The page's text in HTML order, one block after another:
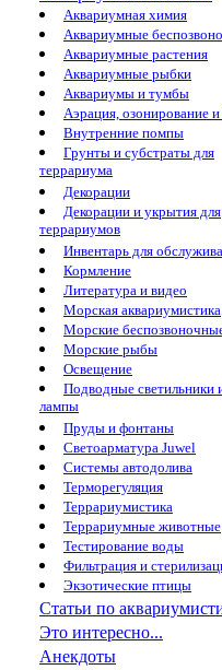
Аквариумная химия
Аквариумные
Аквариумные растения
Аквариумные рыбки
Аквариумы и тумбы
Аэрация, озонирование и
Внутренние помпы
Грунты и субстраты для
террариума
Декорации
Декорации и укрытия для
террариумов
Инвентарь для
Кормление
Литература и видео
Морская аквариумистика
Морские
Морские рыбы
Освещение
Подводные светильники
лампы
Пруды и фонтаны
Светоарматура Juwel
Системы автодолива
Терморегуляция
Террариумистика
Террариумные животные
Тестирование воды
Фильтрация и
Экзотические птицы
Статьи по
Это интересно...
Анекдоты